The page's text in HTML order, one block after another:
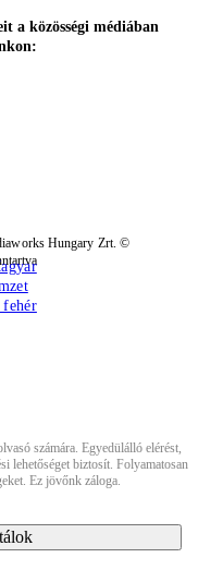
a közösségi médiában
Hungary Zrt. ©
számára. Egyedülálló elérést,
lehetőséget biztosít. Folyamatosan
Ez jövőnk záloga.